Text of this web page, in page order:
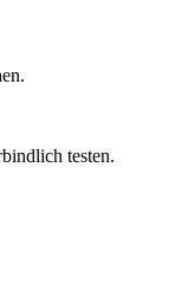
testen.